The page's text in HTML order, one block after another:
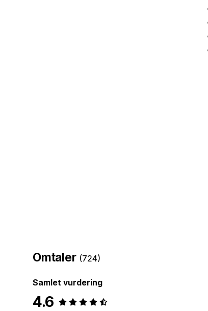
Omtaler (724)
Samlet vurdering
4.6